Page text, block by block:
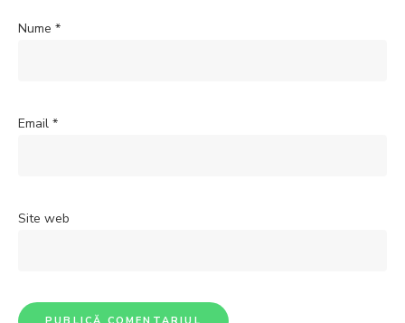
Nume *
Email *
Site web